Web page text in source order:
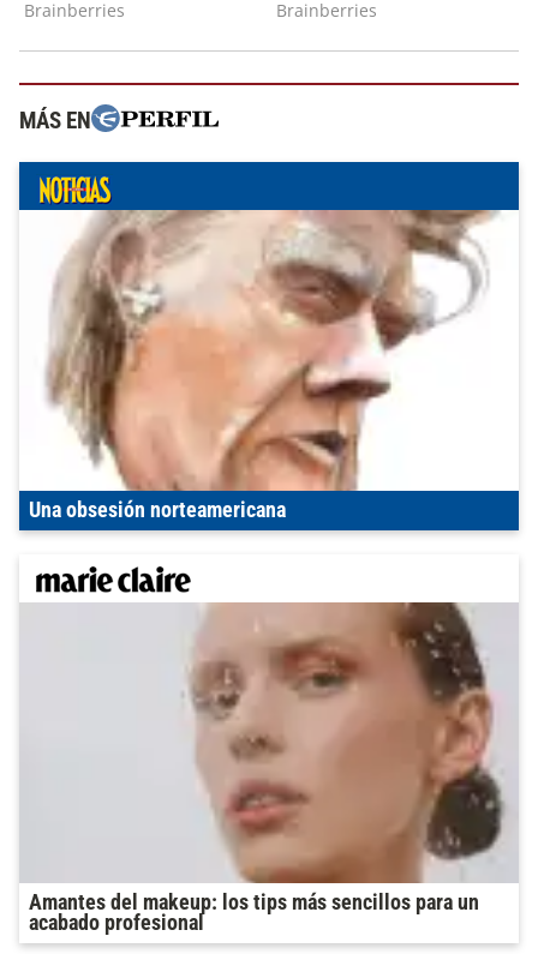
MÁS EN
Una obsesión norteamericana
Amantes del makeup: los tips más sencillos para un
acabado profesional